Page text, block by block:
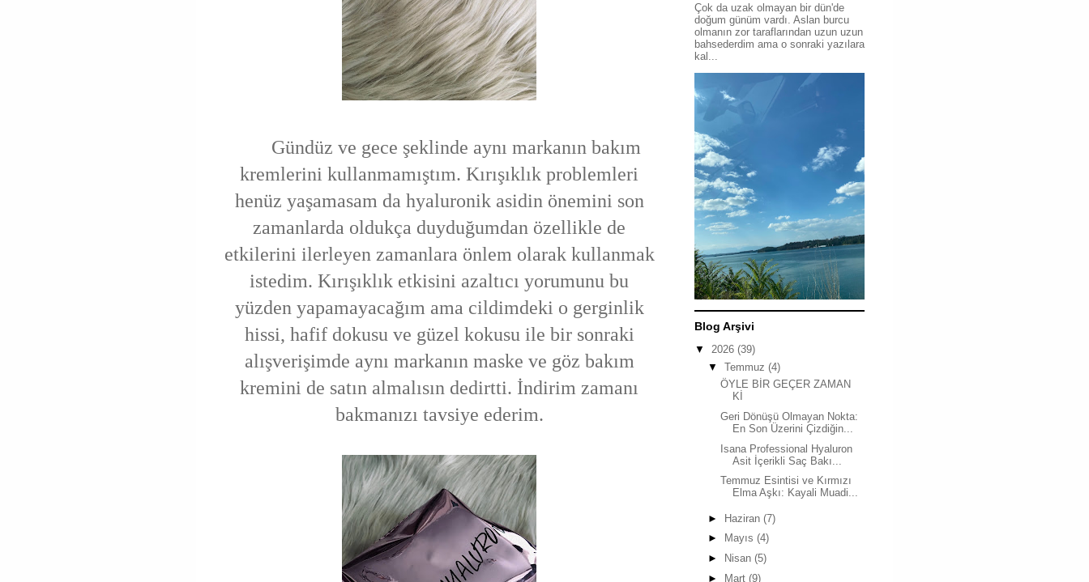
Gündüz ve gece şeklinde aynı markanın bakım
kremlerini kullanmamıştım. Kırışıklık problemleri
henüz yaşamasam da hyaluronik asidin önemini son
zamanlarda oldukça duyduğumdan özellikle de
etkilerini ilerleyen zamanlara önlem olarak kullanmak
istedim. Kırışıklık etkisini azaltıcı yorumunu bu
yüzden yapamayacağım ama cildimdeki o gerginlik
hissi, hafif dokusu ve güzel kokusu ile bir sonraki
alışverişimde aynı markanın maske ve göz bakım
kremini de satın almalısın dedirtti. İndirim zamanı
bakmanızı tavsiye ederim.
Çok da uzak olmayan bir dün'de
doğum günüm vardı. Aslan burcu
olmanın zor taraflarından uzun uzun
bahsederdim ama o sonraki yazılara
kal...
Blog Arşivi
▼ 2026 (39)
▼ Temmuz (4)
ÖYLE BİR GEÇER ZAMAN
Kİ
Geri Dönüşü Olmayan Nokta:
En Son Üzerini Çizdiğin...
Isana Professional Hyaluron
Asit İçerikli Saç Bakı...
Temmuz Esintisi ve Kırmızı
Elma Aşkı: Kayali Muadi...
► Haziran (7)
►
Mayıs (4)
►
Nisan (5)
►
Mart (9)